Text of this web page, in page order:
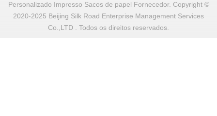
Personalizado Impresso Sacos de papel Fornecedor. Copyright ©
2020-2025 Beijing Silk Road Enterprise Management Services
Co.,LTD . Todos os direitos reservados.